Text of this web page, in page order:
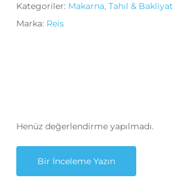
Kategoriler: Makarna, Tahıl & Bakliyat
Marka: Reis
Henüz değerlendirme yapılmadı.
Bir İnceleme Yazın